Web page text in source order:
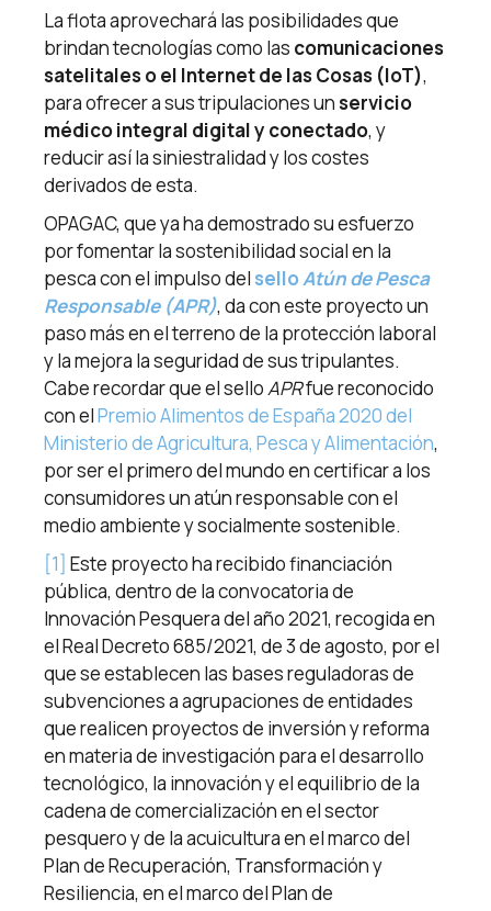
La flota aprovechará las posibilidades que
brindan tecnologías como las comunicaciones
satelitales o el Internet de las Cosas (IoT),
para ofrecer a sus tripulaciones unservicio
médico integral digital y conectado, y
reducir así la siniestralidad y los costes
derivados de esta.
OPAGAC, que ya ha demostrado su esfuerzo
por fomentar la sostenibilidad social en la
pesca con el impulso del sello Atún de Pesca
Responsable (APR), da con este proyecto un
paso más en el terreno de la protección laboral
y la mejora la seguridad de sus tripulantes.
Cabe recordar que el sello APRfue reconocido
con elPremio Alimentos de España 2020 del
Ministerio de Agricultura, Pesca y Alimentación,
por ser el primero del mundo en certificar a los
consumidores un atún responsable con el
medio ambiente y socialmente sostenible.
[1] Este proyecto ha recibido financiación
pública, dentro de la convocatoria de
Innovación Pesquera del año 2021, recogida en
el Real Decreto 685/2021, de 3 de agosto, por el
que se establecen las bases reguladoras de
subvenciones a agrupaciones de entidades
que realicen proyectos de inversión y reforma
en materia de investigación para el desarrollo
tecnológico, la innovación y el equilibrio de la
cadena de comercialización en el sector
pesquero y de la acuicultura en el marco del
Plan de Recuperación, Transformación y
Resiliencia, en el marco del Plan de